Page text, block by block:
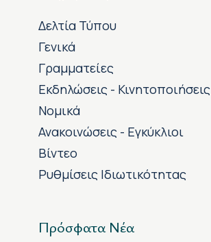
Δελτία Τύπου
Γενικά
Γραμματείες
Εκδηλώσεις - Κινητοποιήσεις
Νομικά
Ανακοινώσεις - Εγκύκλιοι
Βίντεο
Ρυθμίσεις Ιδιωτικότητας
Πρόσφατα Νέα